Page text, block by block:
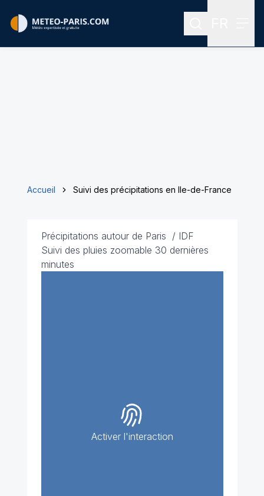
Rechercher
Accueil Suivi des précipitations en Ile-de-France
Précipitations autour de Paris / IDF
Suivi des pluies zoomable 30 dernières
minutes
Activer l'interaction